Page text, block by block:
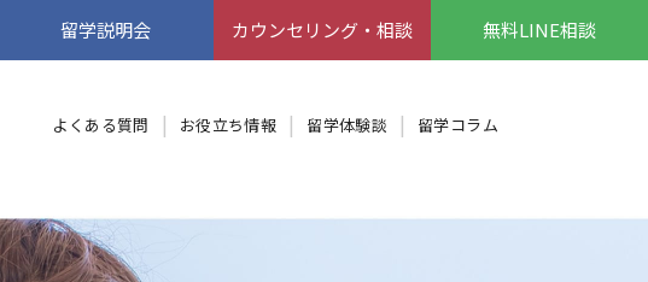
留学説明会 カウンセリング・相談 無料LINE相談
よくある質問 お役立ち情報 留学体験談 留学コラム